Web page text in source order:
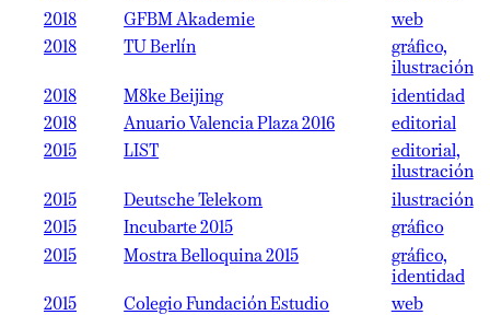
2018
GFBM Akademie
web
2018
TU Berlín
gráfico,
ilustración
2018
M8ke Beijing
identidad
2018
Anuario Valencia Plaza 2016
editorial
2015
LIST
editorial,
ilustración
2015
Deutsche Telekom
ilustración
2015
Incubarte 2015
gráfico
2015
Mostra Belloquina 2015
gráfico,
identidad
2015
Colegio Fundación Estudio
web